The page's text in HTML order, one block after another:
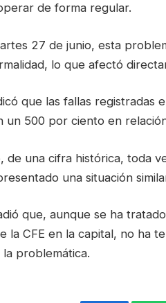
de forma regular.
27 de junio, esta
lo que afectó
que las fallas registradas
un 500 por ciento en
de una cifra histórica, toda
una situación
que, aunque se ha
la CFE en la capital, no ha
problemática.